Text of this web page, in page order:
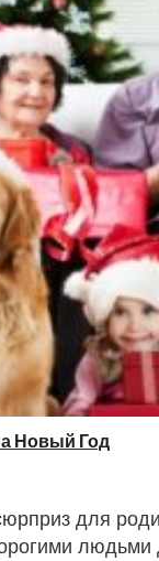
Новый Год
для
людьми